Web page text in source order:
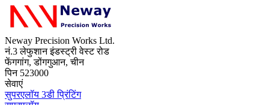
Neway Precision Works Ltd.
नं.3 लेफुशान इंडस्ट्री वेस्ट रोड
फेंगगांग, डोंगगुआन, चीन
पिन 523000
सेवाएं
सुपरएलॉय 3डी प्रिंटिंग